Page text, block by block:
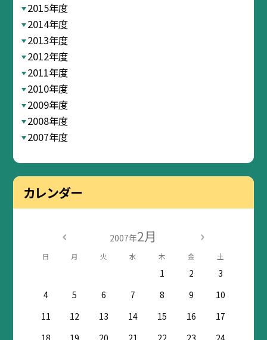
2015年度
2014年度
2013年度
2012年度
2011年度
2010年度
2009年度
2008年度
2007年度
カレンダー
2007年2月
日 月 火 水 木 金 土
1 2
3
4
5 6 7 8 9
10
11
12 13 14 15 16
17
18
19 20 21 22 23
24